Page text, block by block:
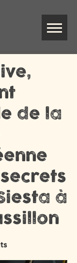
de la
à